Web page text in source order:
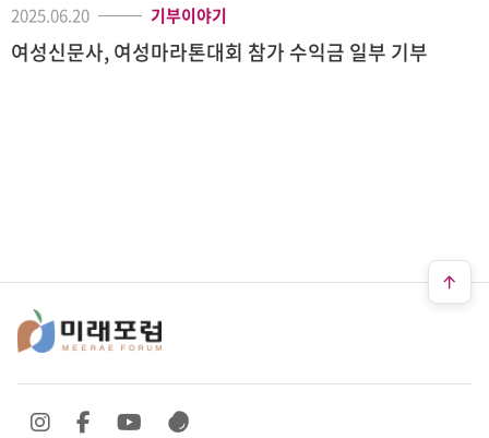
2025.06.20 기부이야기
여성신문사, 여성마라톤대회 참가 수익금 일부 기부
SNS 바로가기
SNS 바로가기SNS 바로가기